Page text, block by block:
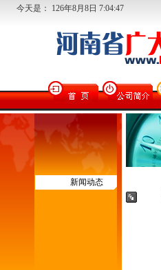
今天是： 126年8月 8日 7:04:47
新闻动态